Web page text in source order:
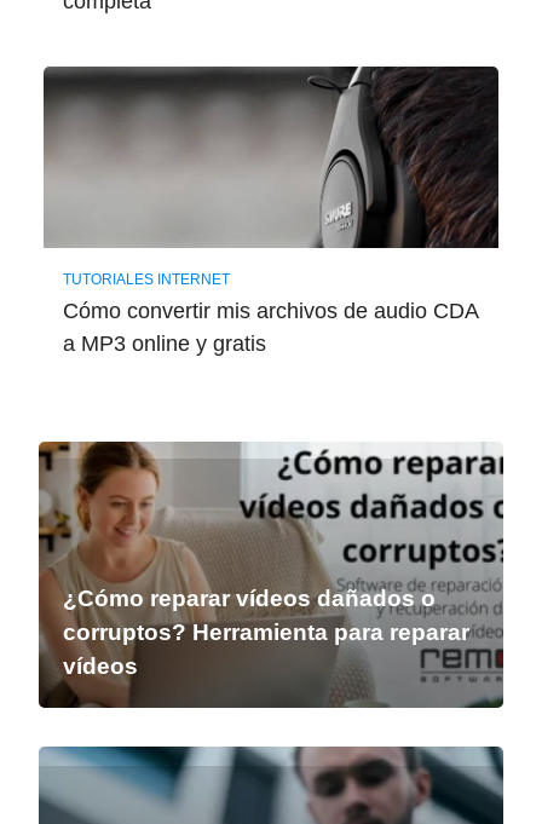
TUTORIALES INTERNET
Cómo convertir mis archivos de audio CDA
a MP3 online y gratis
¿Cómo reparar vídeos dañados o
corruptos? Herramienta para reparar
vídeos